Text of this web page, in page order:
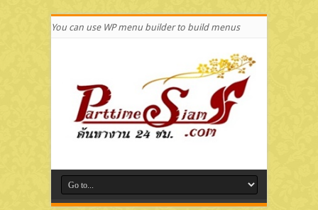
You can use WP menu builder to build menus